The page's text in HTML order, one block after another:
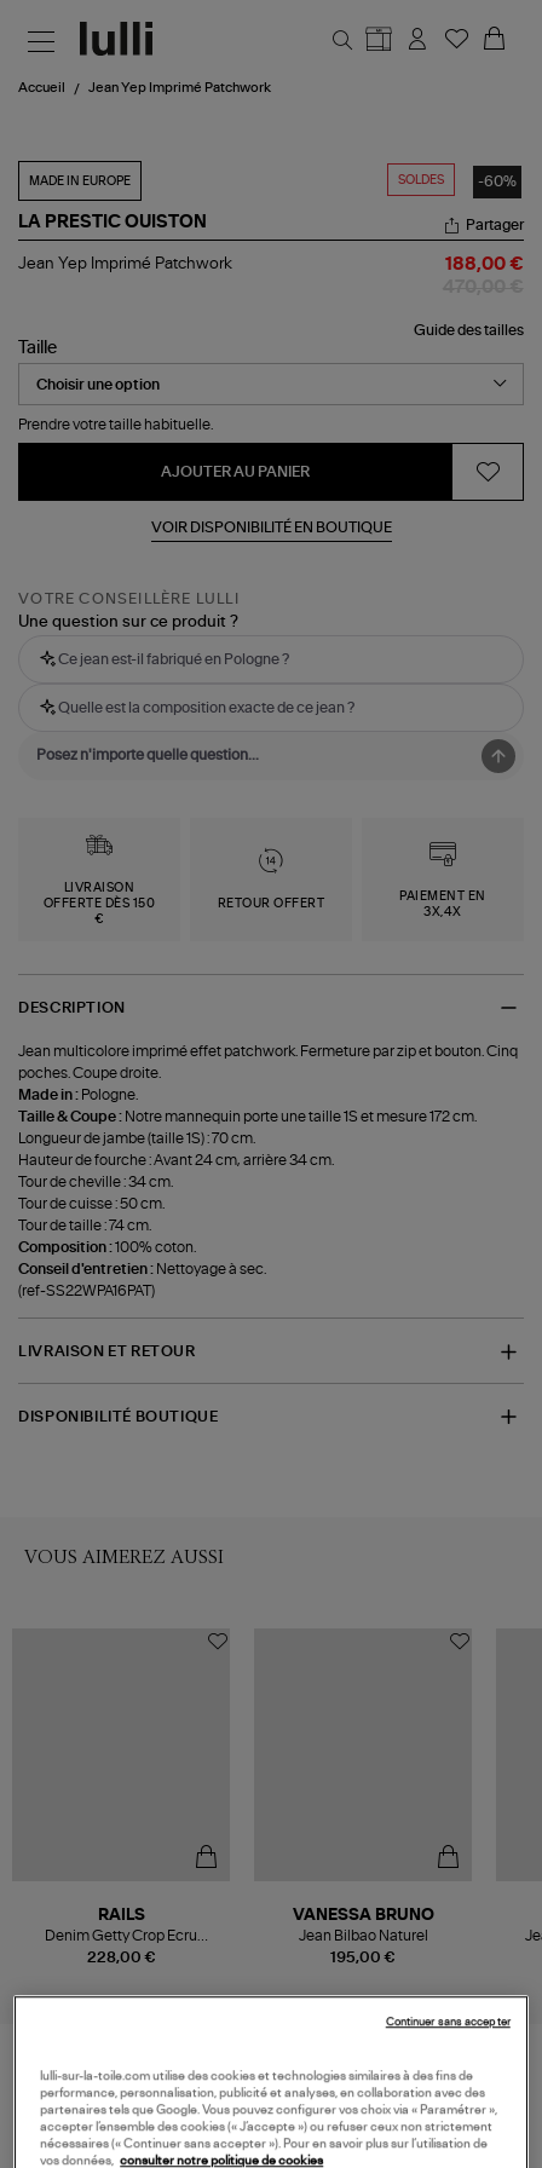
Accueil Jean Yep Imprimé Patchwork
SOLDES -60%
MADE IN EUROPE
LA PRESTIC OUISTON
Jean
Partager
Jean Yep Imprimé Patchwork 188,00 €
Guide des tailles
Taille
Prendre votre taille habituelle.
AJOUTER AU PANIER
VOIR DISPONIBILITÉ EN BOUTIQUE
VOTRE CONSEILLÈRE LULLI
Une question sur ce produit ?
Ce jean est-il fabriqué en Pologne ?
Quelle est la composition exacte de ce jean ?
LIVRAISON
OFFERTE DÈS 150
€
RETOUR OFFERT
PAIEMENT EN
3X,4X
DESCRIPTION
Jean multicolore imprimé effet patchwork. Fermeture par zip et bouton. Cinq
poches. Coupe droite.
Made in : Pologne.
Taille & Coupe : Notre mannequin porte une taille 1S et mesure 172 cm.
Longueur de jambe (taille 1S) : 70 cm.
Hauteur de fourche : Avant 24 cm, arrière 34 cm.
Tour de cheville : 34 cm.
Tour de cuisse : 50 cm.
Tour de taille : 74 cm.
Composition :100% coton.
Conseil d'entretien : Nettoyage à sec.
(ref-SS22WPA16PAT)
LIVRAISON ET RETOUR
DISPONIBILITÉ BOUTIQUE
VOUS AIMEREZ AUSSI
228,00 €
RAILS
Denim Getty Crop Ecru
Romantic Floral
195,00 €
VANESSA BRUNO
Jean Bilbao Naturel
VOS DERNIERS PRODUITS VUS
lulli-sur-la-toile.com utilise des cookies et technologies similaires à des fins de
performance, personnalisation, publicité et analyses, en collaboration avec des
partenaires tels que Google. Vous pouvez configurer vos choix via « Paramétrer »,
accepter l’ensemble des cookies (« J’accepte ») ou refuser ceux non strictement
nécessaires (« Continuer sans accepter »). Pour en savoir plus sur l’utilisation de
vos données, consulter notre politique de cookies
Continuer sans accepter